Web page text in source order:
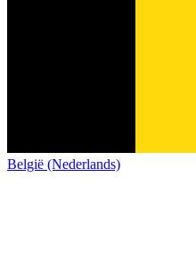
België (Nederlands)